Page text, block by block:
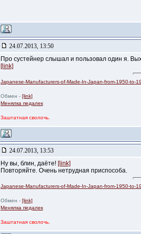
24.07.2013, 13:50
Про сустейнер слышал и пользовал один я.
[link]
Japanese-Manufacturers-of-Made-In-Japan-from-1950-to-
Обмен - [link]
Менялка педалек
Заштатная сволочь.
24.07.2013, 13:53
Ну вы, блин, даёте! [link]
Повторяйте. Очень нетрудная приспособа.
Japanese-Manufacturers-of-Made-In-Japan-from-1950-to-
Обмен - [link]
Менялка педалек
Заштатная сволочь.